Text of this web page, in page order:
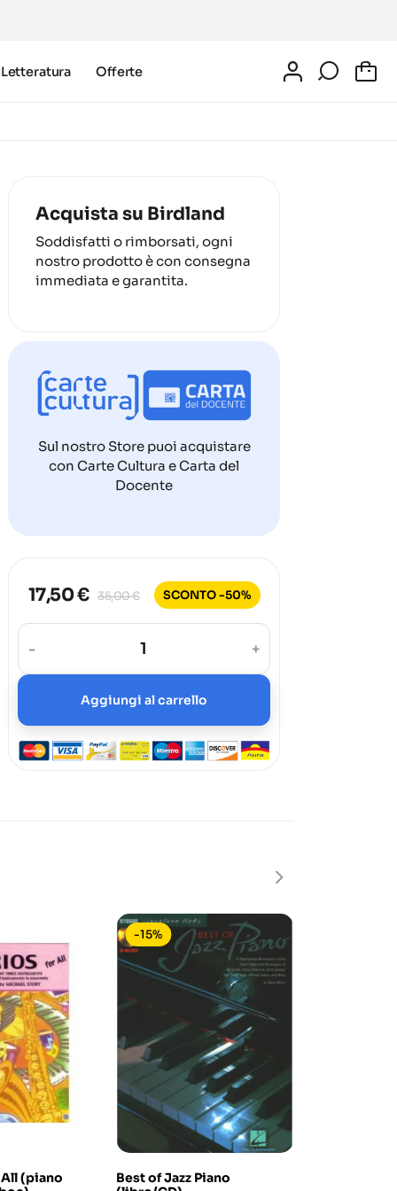
Letteratura Offerte
Acquista su Birdland
Soddisfatti o rimborsati, ogni
nostro prodotto è con consegna
immediata e garantita.
Sul nostro Store puoi acquistare
con Carte Cultura e Carta del
Docente
17,50 € 35,00 € SCONTO -50%
- +
Aggiungi al carrello
(piano
Best of Jazz Piano
-15%